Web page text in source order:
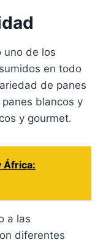
uno de los
en todo
de panes
blancos y
y gourmet.
África:
a las
diferentes